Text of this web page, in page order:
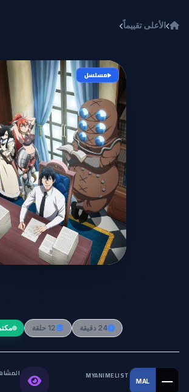
الأعلى تقييماً
مسلسل
ga Isekai ni Ittara
24 دقيقة 12 حلقة
MAL —
MYANIMELIST